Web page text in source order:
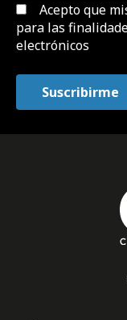
Acepto que
para las
electrónicos